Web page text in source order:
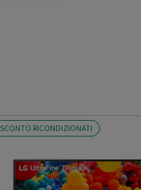
SCONTO RICONDIZIONATI